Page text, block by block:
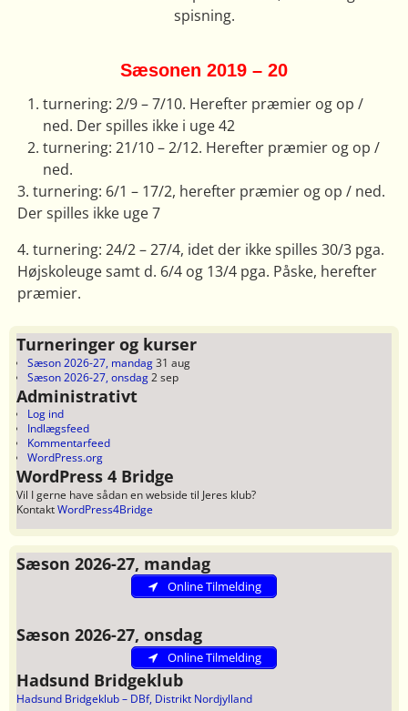
spisning.
Sæsonen 2019 – 20
turnering: 2/9 – 7/10. Herefter præmier og op /
ned. Der spilles ikke i uge 42
turnering: 21/10 – 2/12. Herefter præmier og op /
ned.
3. turnering: 6/1 – 17/2, herefter præmier og op / ned.
Der spilles ikke uge 7
4. turnering: 24/2 – 27/4, idet der ikke spilles 30/3 pga.
Højskoleuge samt d. 6/4 og 13/4 pga. Påske, herefter
præmier.
Turneringer og kurser
Sæson 2026-27, mandag31 aug
Sæson 2026-27, onsdag2 sep
Administrativt
Log ind
Indlægsfeed
Kommentarfeed
WordPress.org
WordPress 4 Bridge
Vil I gerne have sådan en webside til Jeres klub?
KontaktWordPress4Bridge
Sæson 2026-27, mandag
Online Tilmelding
Sæson 2026-27, onsdag
Online Tilmelding
Hadsund Bridgeklub
Hadsund Bridgeklub – DBf, Distrikt Nordjylland